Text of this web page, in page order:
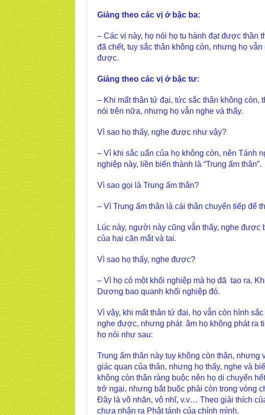
Giảng theo các vị ở bậc ba:
– Các vị này, họ nói họ tu hành đạt được thần
đã chết, tuy sắc thân không còn, nhưng họ
được.
Giảng theo các vị ở bậc tư:
– Khi mất thân tứ đại, tức sắc thân không còn,
nói trên nữa, nhưng họ vẫn nghe và thấy.
Vì sao họ thấy, nghe được như vậy?
– Vì khi sắc uẩn của họ không còn, nên Tánh
nghiệp này, liền biến thành là “Trung ấm thân”.
Vì sao gọi là Trung ấm thân?
– Vì Trung ấm thân là cái thân chuyển tiếp để
Lúc này, người này cũng vẫn thấy, nghe
của hai căn mắt và tai.
Vì sao họ thấy, nghe được?
– Vì họ có một khối nghiệp mà họ đã tạo ra.
Dương bao quanh khối nghiệp đó.
Vì vậy, khi mất thân tứ đại, họ vẫn còn hình
nghe được, nhưng phát âm họ không phát ra
họ nói như sau:
Trung ấm thân này tuy không còn thân, nhưng
giác quan của thân, nhưng họ thấy, nghe và
không còn thân ràng buộc nên họ di chuyển
trở ngại, nhưng bắt buộc phải còn trong vòng
Đây là vô nhãn, vô nhĩ, v.v… Theo giải thích
chưa nhận ra Phật tánh của chính mình.